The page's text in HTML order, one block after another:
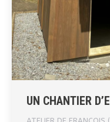
UN CHANTIER